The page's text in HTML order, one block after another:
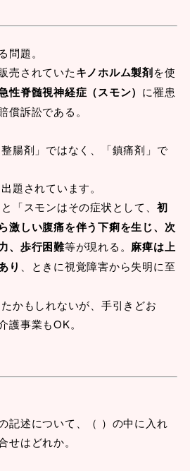
問題。
売されていたキノホルム製剤を使
性脊髄視神経症（スモン） に罹患
償訴訟である。
腸剤」ではなく、「鎮痛剤」で
題されています。
「スモンはその症状として、 初
激しい腹痛を伴う下痢を生じ、次
、歩行困難等が現れる。 麻痺は上
り
、ときに視覚障害から失明に至
かもしれないが、手引きどお
護事業もOK。
記述について、（ ）の中に入れ
せはどれか。